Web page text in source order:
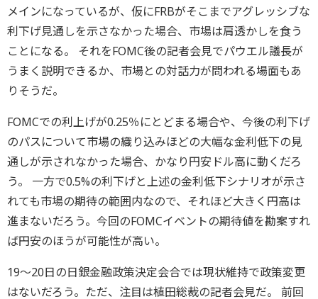
メインになっているが、 仮にFRBがそこまでアグレッシブな
利下げ見通しを示さなかった場合、市場は肩透かしを食う
ことになる。 それをFOMC後の記者会見でパウエル議長が
うまく説明できるか、市場との対話力が問われる場面もあ
りそうだ。
FOMCでの利上げが0.25％にとどまる場合や、 今後の利下げ
のパスについて市場の織り込みほどの大幅な金利低下の見
通しが示されなかった場合、かなり円安ドル高に動くだろ
う。 一方で0.5%の利下げと上述の金利低下シナリオが示さ
れても市場の期待の範囲内なので、それほど大きく円高は
進まないだろう。 今回のFOMCイベントの期待値を勘案すれ
ば円安のほうが可能性が高い。
19～20日の日銀金融政策決定会合では現状維持で政策変更
はないだろ う。ただ、注目は植田総裁の記者会見だ。 前回